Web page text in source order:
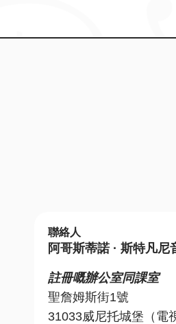
聯絡人
阿哥斯蒂諾 · 斯特凡尼
註冊嘅辦公室同課室
聖詹姆斯街1號
31033威尼托城堡（電